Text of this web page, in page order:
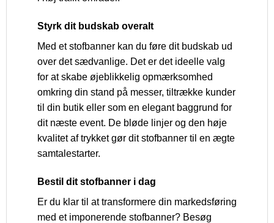
Styrk dit budskab overalt
Med et stofbanner kan du føre dit budskab ud
over det sædvanlige. Det er det ideelle valg
for at skabe øjeblikkelig opmærksomhed
omkring din stand på messer, tiltrække kunder
til din butik eller som en elegant baggrund for
dit næste event. De bløde linjer og den høje
kvalitet af trykket gør dit stofbanner til en ægte
samtalestarter.
Bestil dit stofbanner i dag
Er du klar til at transformere din markedsføring
med et imponerende stofbanner? Besøg